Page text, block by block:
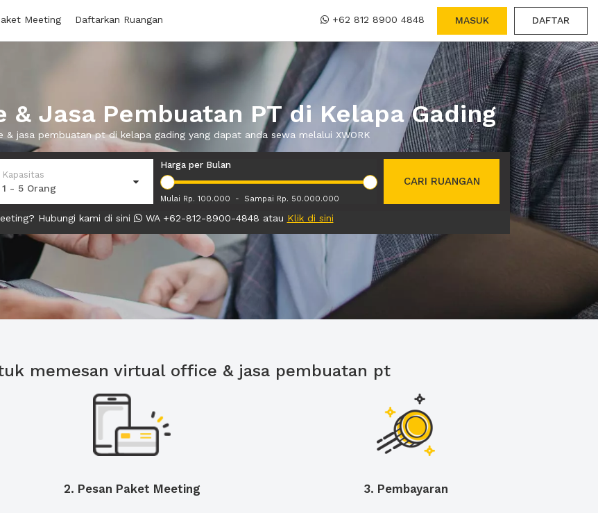
Meeting Daftarkan Ruangan +62 812 8900 4848 MASUK DAFTAR
Jasa Pembuatan PT di Kelapa Gading
& jasa pembuatan pt di kelapa gading yang dapat anda sewa melalui XWORK
Kapasitas
1 - 5 Orang
Harga per Bulan
Mulai Rp. 100.000 - Sampai Rp. 50.000.000
CARI RUANGAN
Hubungi kami di sini WA +62-812-8900-4848 atau Klik di sini
memesan virtual office & jasa pembuatan pt
2. Pesan Paket Meeting 3. Pembayaran